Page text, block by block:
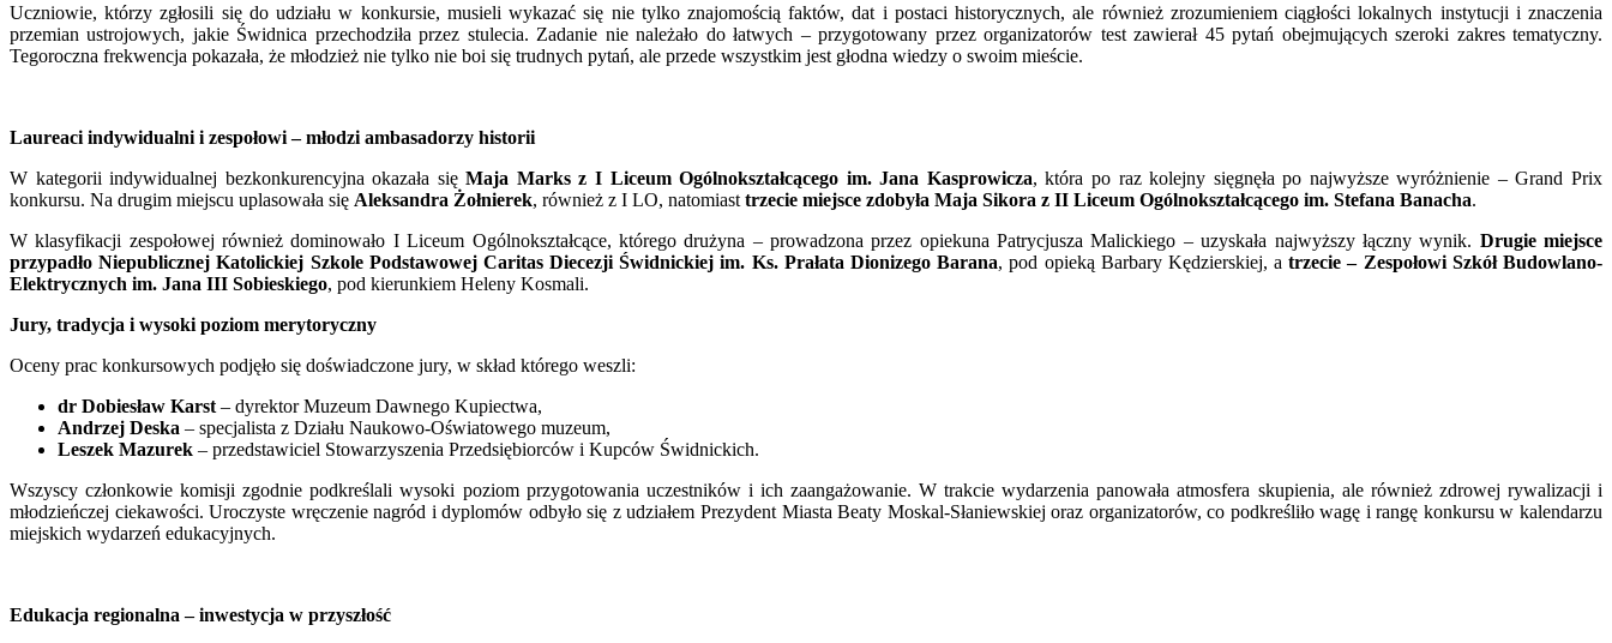
Uczniowie, którzy zgłosili się do udziału w konkursie, musieli wykazać się nie tylko znajomością faktów, dat i postaci historycznych, ale również zrozumieniem ciągłości lokalnych instytucji i znaczenia
przemian ustrojowych, jakie Świdnica przechodziła przez stulecia. Zadanie nie należało do łatwych – przygotowany przez organizatorów test zawierał 45 pytań obejmujących szeroki zakres tematyczny.
Tegoroczna frekwencja pokazała, że młodzież nie tylko nie boi się trudnych pytań, ale przede wszystkim jest głodna wiedzy o swoim mieście.
Laureaci indywidualni i zespołowi – młodzi ambasadorzy historii
W kategorii indywidualnej bezkonkurencyjna okazała sięMaja Marks z I Liceum Ogólnokształcącego im. Jana Kasprowicza, która po raz kolejny sięgnęła po najwyższe wyróżnienie – Grand Prix
konkursu. Na drugim miejscu uplasowała się Aleksandra Żołnierek, również z I LO, natomiast trzecie miejsce zdobyła Maja Sikora z II Liceum Ogólnokształcącego im. Stefana Banacha.
W klasyfikacji zespołowej również dominowało I Liceum Ogólnokształcące, którego drużyna – prowadzona przez opiekuna Patrycjusza Malickiego – uzyskała najwyższy łączny wynik. Drugie miejsce
przypadło Niepublicznej Katolickiej Szkole Podstawowej Caritas Diecezji Świdnickiej im. Ks. Prałata Dionizego Barana, pod opieką Barbary Kędzierskiej, atrzecie – Zespołowi Szkół Budowlano-
Elektrycznych im. Jana III Sobieskiego, pod kierunkiem Heleny Kosmali.
Jury, tradycja i wysoki poziom merytoryczny
Oceny prac konkursowych podjęło się doświadczone jury, w skład którego weszli:
dr Dobiesław Karst – dyrektor Muzeum Dawnego Kupiectwa,
Andrzej Deska – specjalista z Działu Naukowo-Oświatowego muzeum,
Leszek Mazurek – przedstawiciel Stowarzyszenia Przedsiębiorców i Kupców Świdnickich.
Wszyscy członkowie komisji zgodnie podkreślali wysoki poziom przygotowania uczestników i ich zaangażowanie. W trakcie wydarzenia panowała atmosfera skupienia, ale również zdrowej rywalizacji i
młodzieńczej ciekawości. Uroczyste wręczenie nagród i dyplomów odbyło się z udziałem Prezydent Miasta Beaty Moskal-Słaniewskiej oraz organizatorów, co podkreśliło wagę i rangę konkursu w kalendarzu
miejskich wydarzeń edukacyjnych.
Edukacja regionalna – inwestycja w przyszłość